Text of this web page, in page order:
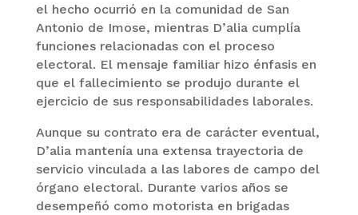
el hecho ocurrió en la comunidad de San
Antonio de Imose, mientras D’alia cumplía
funciones relacionadas con el proceso
electoral. El mensaje familiar hizo énfasis en
que el fallecimiento se produjo durante el
ejercicio de sus responsabilidades laborales.
Aunque su contrato era de carácter eventual,
D’alia mantenía una extensa trayectoria de
servicio vinculada a las labores de campo del
órgano electoral. Durante varios años se
desempeñó como motorista en brigadas